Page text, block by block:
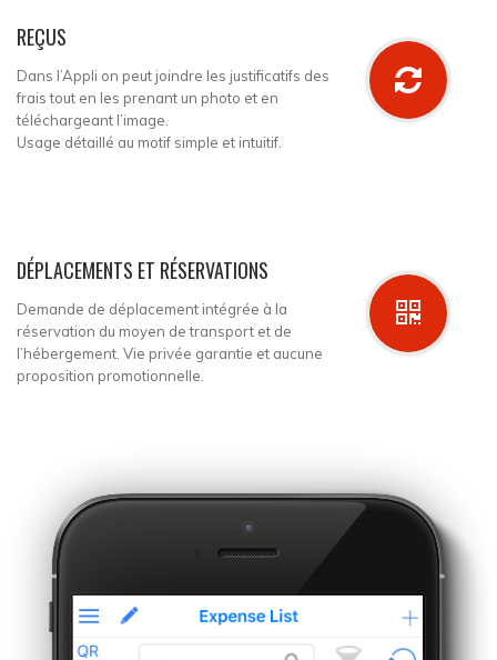
REÇUS
Dans l’Appli on peut joindre les justificatifs des
frais tout en les prenant un photo et en
téléchargeant l’image.
Usage détaillé au motif simple et intuitif.
DÉPLACEMENTS ET RÉSERVATIONS
Demande de déplacement intégrée à la
réservation du moyen de transport et de
l’hébergement. Vie privée garantie et aucune
proposition promotionnelle.